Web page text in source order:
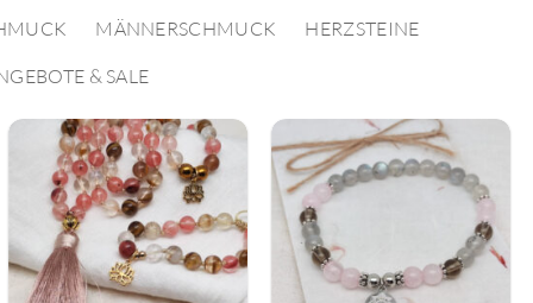
MÄNNERSCHMUCK
HERZSTEINE
& SALE
Auf die
Wunschliste
Auf die
Wunschliste